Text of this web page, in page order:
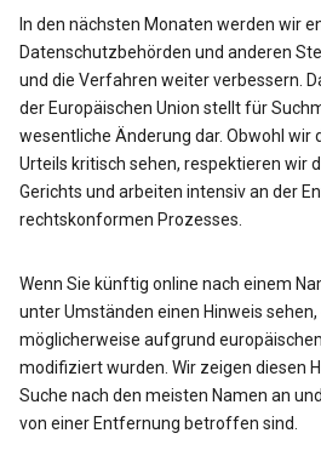
In den nächsten Monaten werden wir
Datenschutzbehörden und anderen
und die Verfahren weiter verbessern.
der Europäischen Union stellt für
wesentliche Änderung dar. Obwohl wir
Urteils kritisch sehen, respektieren wir
Gerichts und arbeiten intensiv an der
rechtskonformen Prozesses.
Wenn Sie künftig online nach einem
unter Umständen einen Hinweis
möglicherweise aufgrund
modifiziert wurden. Wir zeigen diesen
Suche nach den meisten Namen an
von einer Entfernung betroffen sind.